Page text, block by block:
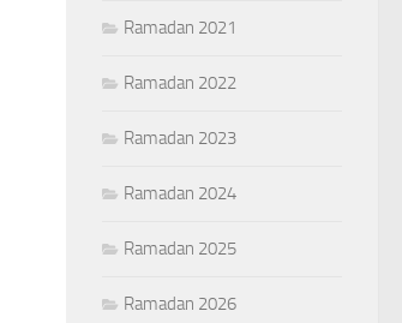
Ramadan 2021
Ramadan 2022
Ramadan 2023
Ramadan 2024
Ramadan 2025
Ramadan 2026